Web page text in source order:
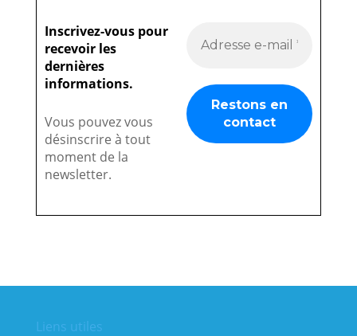
Inscrivez-vous pour
recevoir les
dernières
informations.
Vous pouvez vous
désinscrire à tout
moment de la
newsletter.
Liens utiles